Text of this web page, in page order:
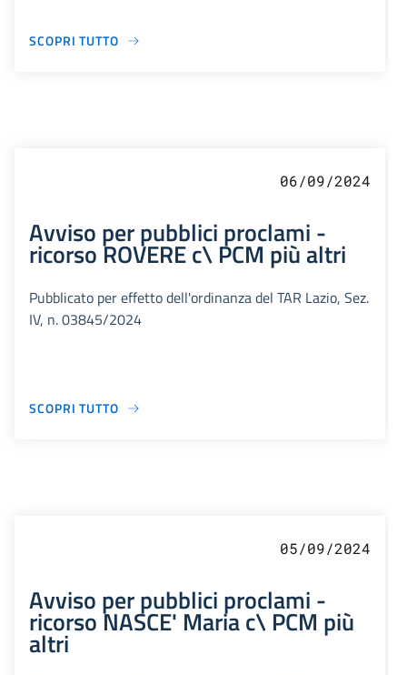
SCOPRI TUTTO
06/09/2024
Avviso per pubblici proclami -
ricorso ROVERE c\ PCM più altri
Pubblicato per effetto dell'ordinanza del TAR Lazio, Sez.
IV, n. 03845/2024
SCOPRI TUTTO
05/09/2024
Avviso per pubblici proclami -
ricorso NASCE' Maria c\ PCM più
altri